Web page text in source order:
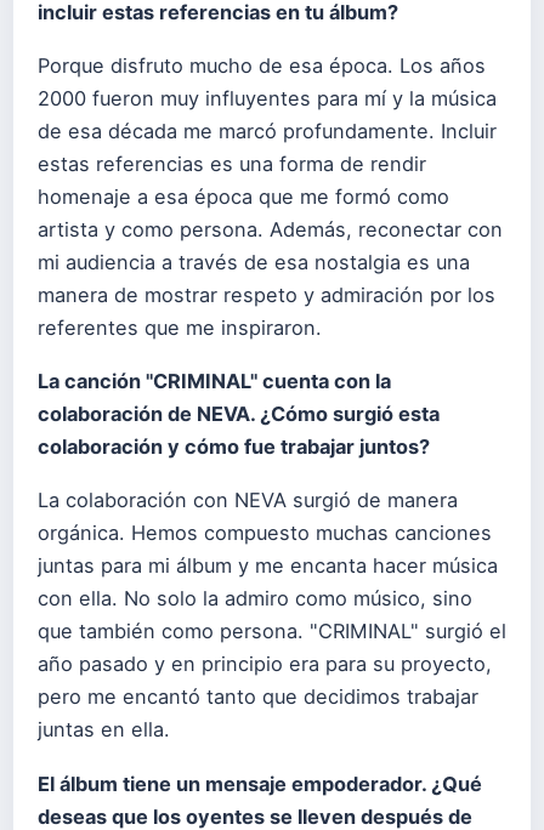
incluir estas referencias en tu álbum?
Porque disfruto mucho de esa época. Los años
2000 fueron muy influyentes para mí y la música
de esa década me marcó profundamente. Incluir
estas referencias es una forma de rendir
homenaje a esa época que me formó como
artista y como persona. Además, reconectar con
mi audiencia a través de esa nostalgia es una
manera de mostrar respeto y admiración por los
referentes que me inspiraron.
La canción "CRIMINAL" cuenta con la
colaboración de NEVA. ¿Cómo surgió esta
colaboración y cómo fue trabajar juntos?
La colaboración con NEVA surgió de manera
orgánica. Hemos compuesto muchas canciones
juntas para mi álbum y me encanta hacer música
con ella. No solo la admiro como músico, sino
que también como persona. "CRIMINAL" surgió el
año pasado y en principio era para su proyecto,
pero me encantó tanto que decidimos trabajar
juntas en ella.
El álbum tiene un mensaje empoderador. ¿Qué
deseas que los oyentes se lleven después de